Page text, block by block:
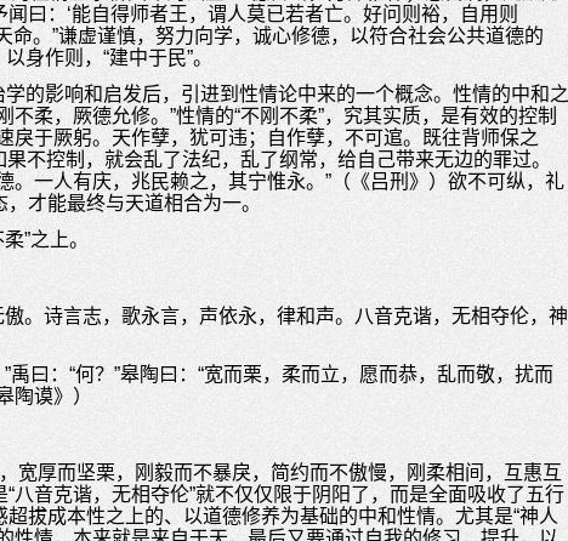
曰：‘能自得师者王，谓人莫已若者亡。好问则裕，自用则
。”谦虚谨慎，努力向学，诚心修德，以符合社会公共道德的
身作则，“建中于民”。
的影响和启发后，引进到性情论中来的一个概念。性情的中和之
柔，厥德允修。”性情的“不刚不柔”，究其实质，是有效的控制
于厥躬。天作孽，犹可违；自作孽，不可逭。既往背师保之
不控制，就会乱了法纪，乱了纲常，给自己带来无边的罪过。
一人有庆，兆民赖之，其宁惟永。”（《吕刑》）欲不可纵，礼
才能最终与天道相合为一。
”之上。
。诗言志，歌永言，声依永，律和声。八音克谐，无相夺伦，神
曰：“何？”皋陶曰：“宽而栗，柔而立，愿而恭，乱而敬，扰而
陶谟》）
宽厚而坚栗，刚毅而不暴戾，简约而不傲慢，刚柔相间，互惠互
音克谐，无相夺伦”就不仅仅限于阴阳了，而是全面吸收了五行
拔成本性之上的、以道德修养为基础的中和性情。尤其是“神人